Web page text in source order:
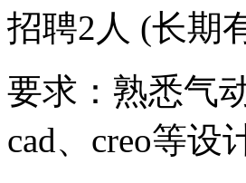
招聘2人 (长期
要求：熟悉气
cad、creo等设